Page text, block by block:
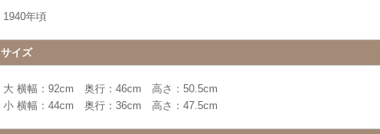
1940年頃
サイズ
大 横幅：92cm 奥行：46cm 高さ：50.5cm
小 横幅：44cm 奥行：36cm 高さ：47.5cm